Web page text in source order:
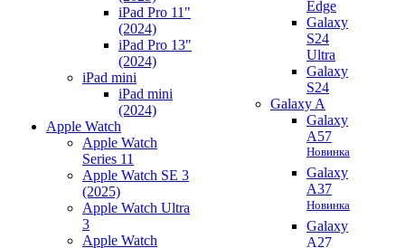
iPad Pro 11"
(2024)
iPad Pro 13"
(2024)
iPad mini
iPad mini
(2024)
Apple Watch
Apple Watch
Series 11
Apple Watch SE 3
(2025)
Apple Watch Ultra
3
Apple Watch
Edge
Galaxy
S24
Ultra
Galaxy
S24
Galaxy A
Galaxy
A57
Новинка
Galaxy
A37
Новинка
Galaxy
A27